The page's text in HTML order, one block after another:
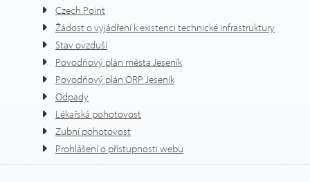
Czech Point
Žádost o vyjádření k existenci technické infrastruktury
Stav ovzduší
Povodňový plán města Jeseník
Povodňový plán ORP Jeseník
Odpady
Lékařská pohotovost
Zubní pohotovost
Prohlášení o přístupnosti webu